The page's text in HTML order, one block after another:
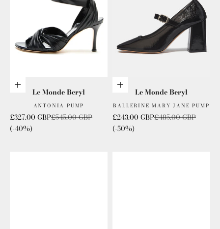
Choisis les options
Le Monde Beryl
ANTONIA PUMP
Prix de vente
£327.00 GBPPrix normal
£545.00 GBP
(-40%)
Choisis les options
Le Monde Beryl
BALLERINE MARY JANE PUMP
Prix de vente
£243.00 GBPPrix normal
£485.00 GBP
(-50%)